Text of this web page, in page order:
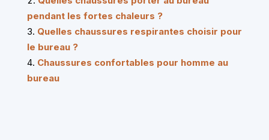
pendant les fortes chaleurs ?
Quelles chaussures respirantes choisir pour
le bureau ?
Chaussures confortables pour homme au
bureau